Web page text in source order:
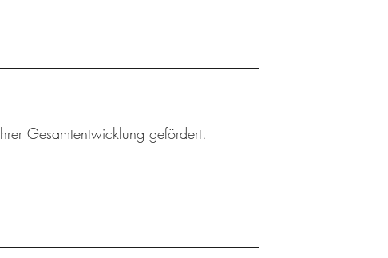
Gesamtentwicklung gefördert.